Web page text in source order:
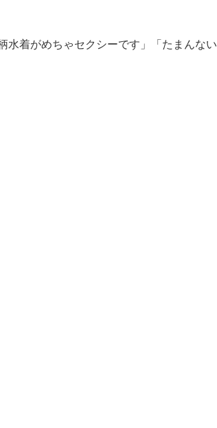
水着がめちゃセクシーです」「たまんない